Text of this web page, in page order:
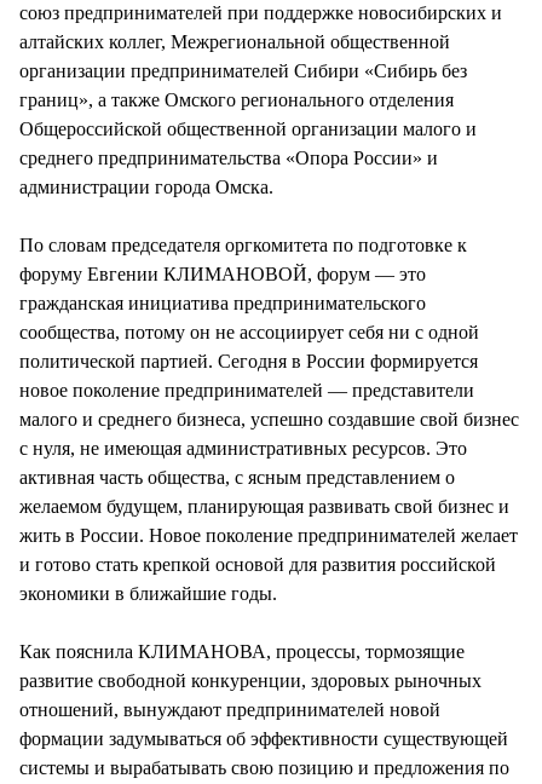
союз предпринимателей при поддержке новосибирских и
алтайских коллег, Межрегиональной общественной
организации предпринимателей Сибири «Сибирь без
границ», а также Омского регионального отделения
Общероссийской общественной организации малого и
среднего предпринимательства «Опора России» и
администрации города Омска.
По словам председателя оргкомитета по подготовке к
форуму Евгении КЛИМАНОВОЙ, форум — это
гражданская инициатива предпринимательского
сообщества, потому он не ассоциирует себя ни с одной
политической партией. Сегодня в России формируется
новое поколение предпринимателей — представители
малого и среднего бизнеса, успешно создавшие свой бизнес
с нуля, не имеющая административных ресурсов. Это
активная часть общества, с ясным представлением о
желаемом будущем, планирующая развивать свой бизнес и
жить в России. Новое поколение предпринимателей желает
и готово стать крепкой основой для развития российской
экономики в ближайшие годы.
Как пояснила КЛИМАНОВА, процессы, тормозящие
развитие свободной конкуренции, здоровых рыночных
отношений, вынуждают предпринимателей новой
формации задумываться об эффективности существующей
системы и вырабатывать свою позицию и предложения по